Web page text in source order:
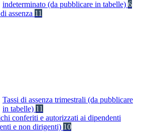
indeterminato (da pubblicare in tabelle) 6
assenza 11
Tassi di assenza trimestrali (da pubblicare
in tabelle) 11
conferiti e autorizzati ai dipendenti
e non dirigenti) 10